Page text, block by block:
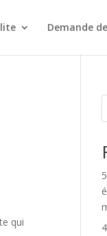
Demande
qui